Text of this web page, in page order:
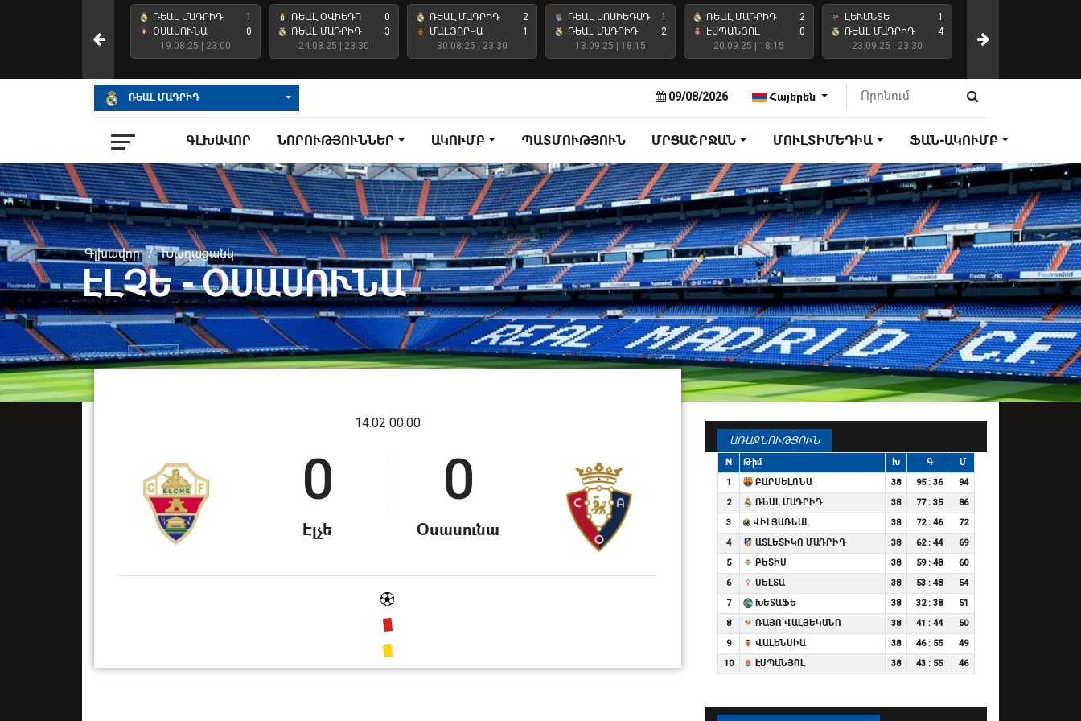
ԱՏԼԵՏԻԿ ԲԻԼԲԱՈ
ՌԵԱԼ ՄԱԴՐԻԴ
1
ՕՍԱՍՈՒՆԱ
0
19.08.25 | 23:00
ՌԵԱԼ ՕՎԻԵԴՈ
0
ՌԵԱԼ ՄԱԴՐԻԴ
3
24.08.25 | 23:30
ՌԵԱԼ ՄԱԴՐԻԴ
2
ՄԱԼՅՈՐԿԱ
1
30.08.25 | 23:30
ՌԵԱԼ ՍՈՍԻԵԴԱԴ
1
ՌԵԱԼ ՄԱԴՐԻԴ
2
13.09.25 | 18:15
ՌԵԱԼ ՄԱԴՐԻԴ
2
ԷՍՊԱՆՅՈԼ
0
20.09.25 | 18:15
ԼԵՒԱՆՏԵ
1
ՌԵԱԼ ՄԱԴՐԻԴ
4
23.09.25 | 23:30
ՌԵԱԼ ՄԱԴՐԻԴ
ՌԵԱԼ ՄԱԴՐԻԴ Հայերեն
09/08/2026
ԳԼԽԱՎՈՐ ՆՈՐՈՒԹՅՈՒՆՆԵՐ ԱԿՈՒՄԲ ՊԱՏՄՈՒԹՅՈՒՆ ՄՐՑԱՇՐՋԱՆ ՄՈՒԼՏԻՄԵԴԻԱ ՖԱՆ-ԱԿՈՒՄԲ
Գլխավոր / Խաղացանկ
ԷԼՉԵ - ՕՍԱՍՈՒՆԱ
14.02 00:00
0
Էլչե
0
Օսասունա
ԱՌԱՋՆՈՒԹՅՈՒՆ
N Թիմ Խ Գ
Մ
1
ԲԱՐՍԵԼՈՆԱ 38 95 : 36
94
2
ՌԵԱԼ ՄԱԴՐԻԴ 38 77 : 35
86
3
ՎԻԼՅԱՌԵԱԼ 38 72 : 46
72
4
ԱՏԼԵՏԻԿՈ ՄԱԴՐԻԴ 38 62 : 44
69
5
ԲԵՏԻՍ 38 59 : 48
60
6
ՍԵԼՏԱ 38 53 : 48
54
7
ԽԵՏԱՖԵ 38 32 : 38
51
8
ՌԱՅՈ ՎԱԼՅԵԿԱՆՈ 38 41 : 44
50
9
ՎԱԼԵՆՍԻԱ 38 46 : 55
49
10
ԷՍՊԱՆՅՈԼ 38 43 : 55 46